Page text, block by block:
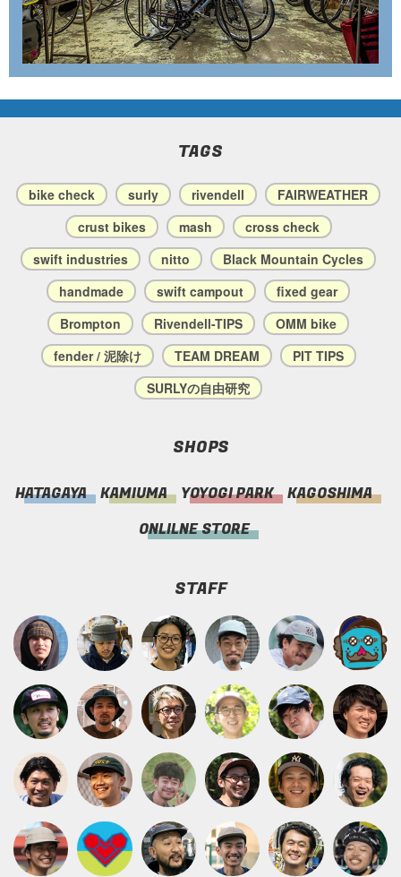
TAGS
bike check surly rivendell
FAIRWEATHER
crust bikes
mash
cross check
swift industries
nitto
Black Mountain Cycles
handmade
swift campout
fixed gear
Brompton
Rivendell-TIPS
OMM bike
fender / 泥除け
TEAM DREAM
PIT TIPS
SURLYの自由研究
SHOPS
HATAGAYA KAMIUMA YOYOGI PARK
KAGOSHIMA
ONLILNE STORE
STAFF